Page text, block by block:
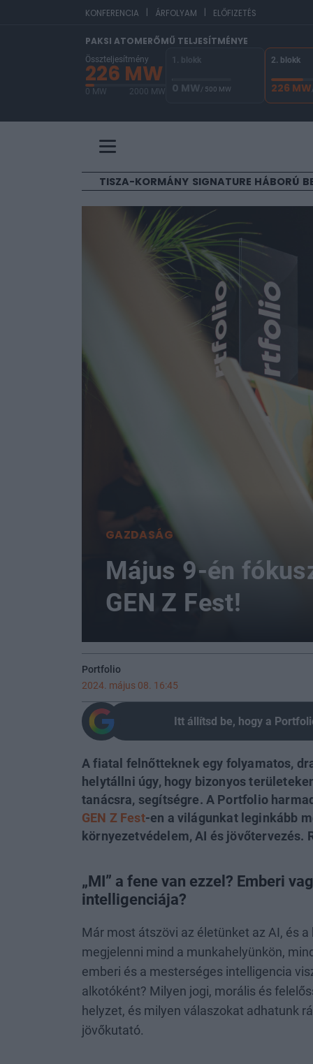
KONFERENCIA | ÁRFOLYAM | ELŐFIZETÉS
EUR/HUF
PAKSI ATOMERŐMŰ TELJESÍTMÉNYE
Összteljesítmény
226 MW
0 MW 2000 MW
1. blokk
0 MW/ 500 MW
2. blokk
226 MW
TISZA-KORMÁNY SIGNATURE HÁBORÚ
GAZDASÁG
Május 9-én
GEN Z Fest!
Portfolio
2024. május 08. 16:45
Itt állítsd be, hogy a
A fiatal felnőtteknek egy folyamatos,
helytállni úgy, hogy bizonyos
tanácsra, segítségre. A Portfolio
GEN Z Fest-en a világunkat leginkább
környezetvédelem, AI és jövőtervezés.
„MI” a fene van ezzel? Emberi
intelligenciája?
Már most átszövi az életünket az AI, és
megjelenni mind a munkahelyünkön,
emberi és a mesterséges intelligencia
alkotóként? Milyen jogi, morális és
helyzet, és milyen válaszokat adhatunk
jövőkutató.